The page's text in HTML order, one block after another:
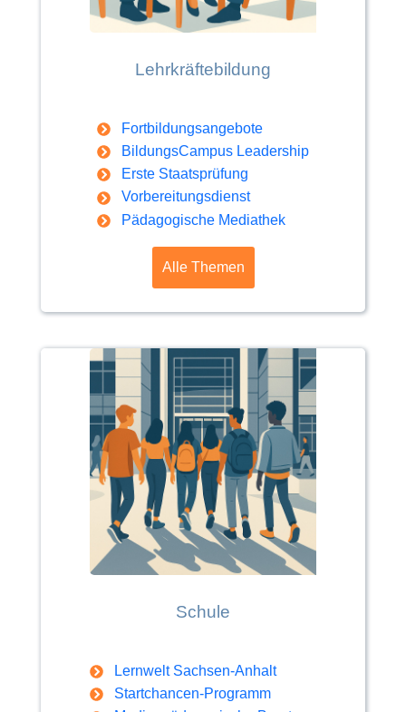
Lehrkräftebildung
Fortbildungsangebote
BildungsCampus Leadership
Erste Staatsprüfung
Vorbereitungsdienst
Pädagogische Mediathek
Alle Themen
Schule
Lernwelt Sachsen-Anhalt
Startchancen-Programm